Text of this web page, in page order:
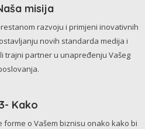
misija
razvoju i primjeni inovativnih
novih standarda medija i
trajni partner u unapređenju Vašeg
3- Kako
o Vašem biznisu onako kako bi